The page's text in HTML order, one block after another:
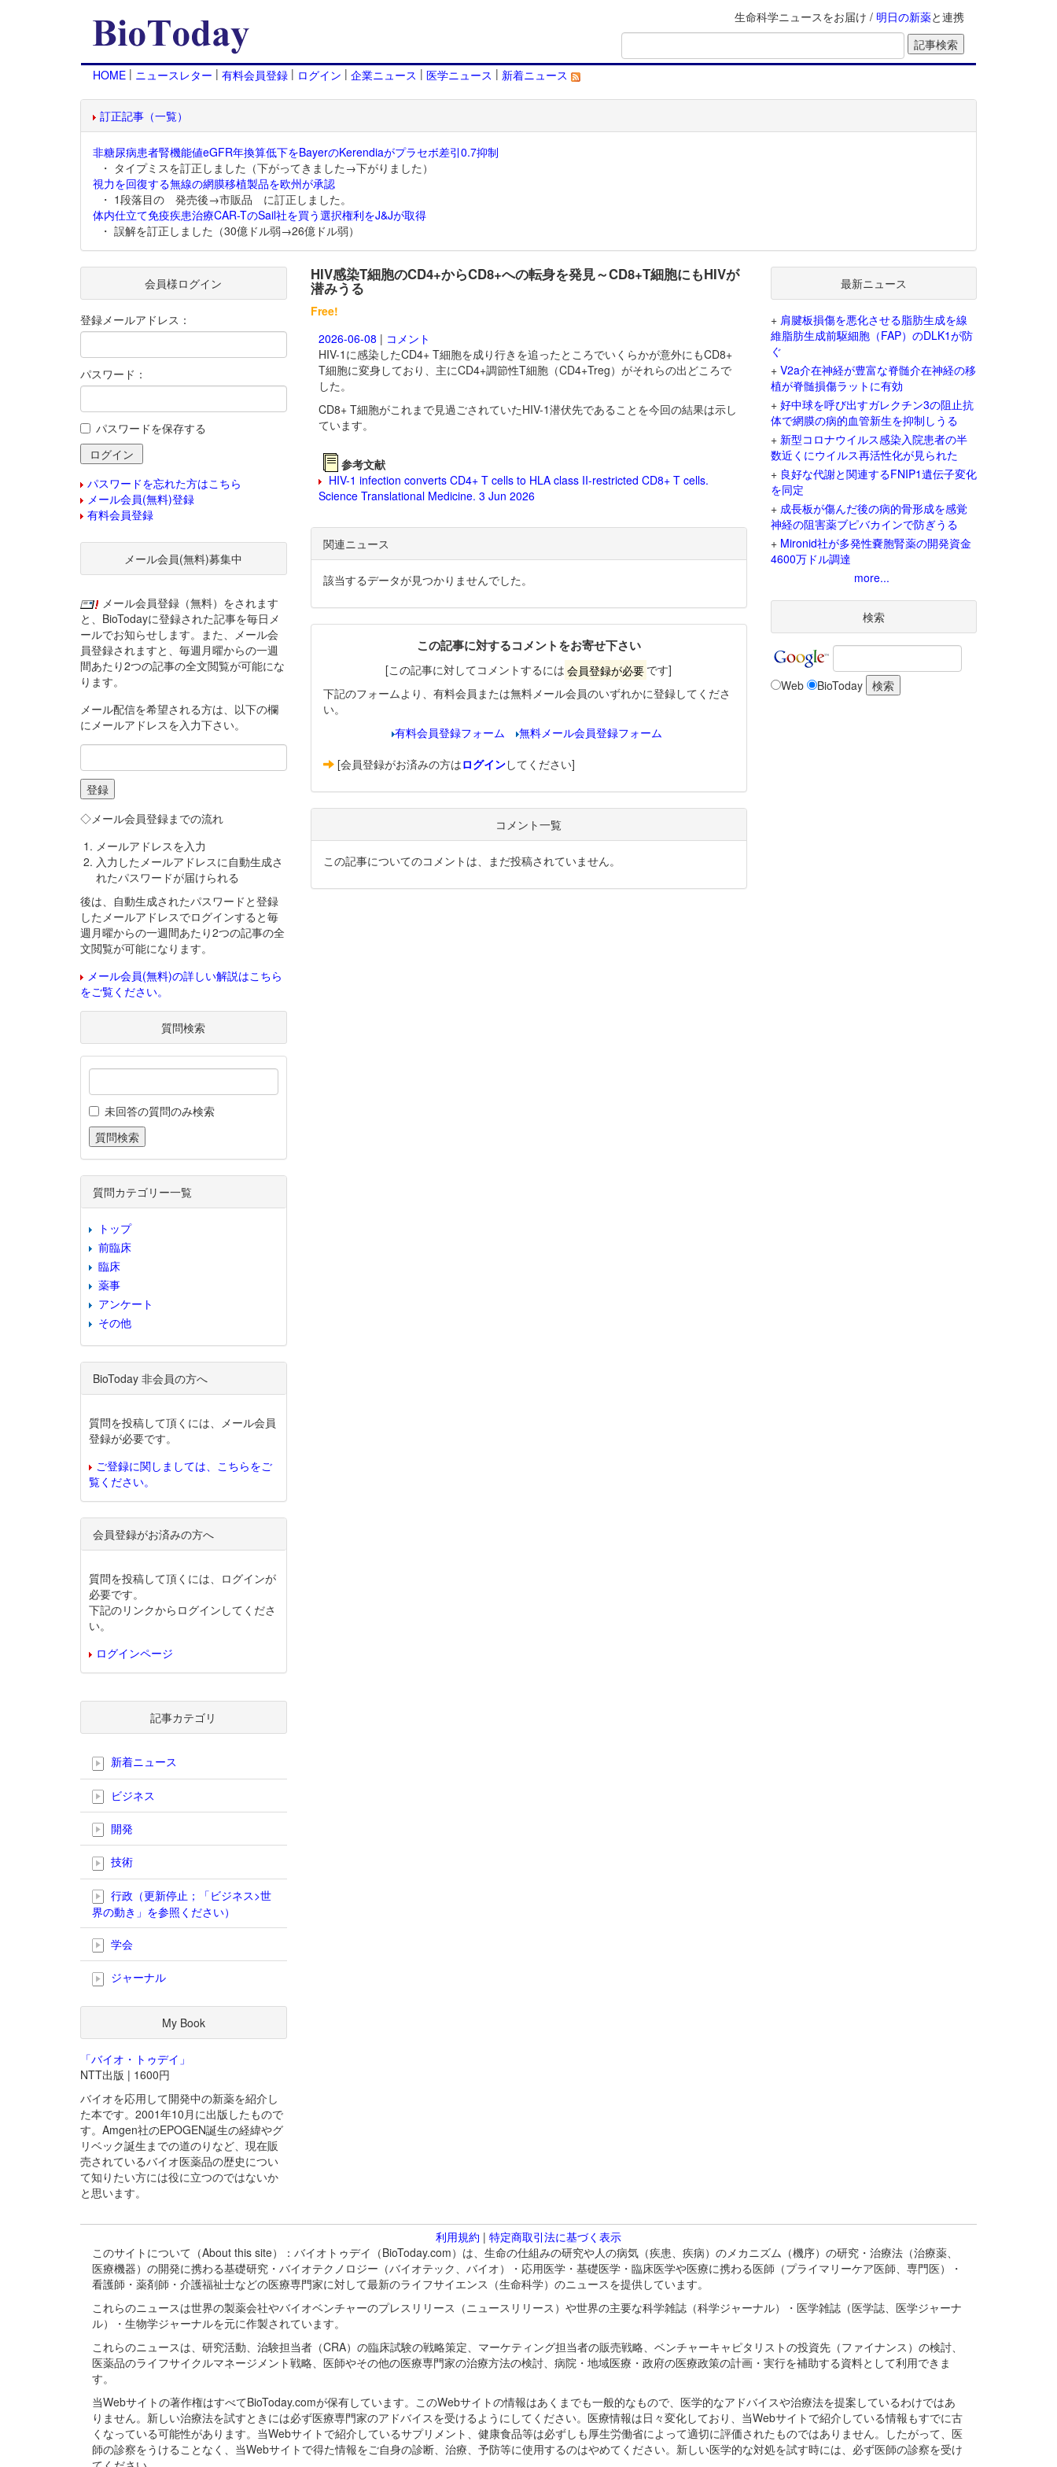
生命科学ニュースをお届け / 明日の新薬と連携
HOME | ニュースレター | 有料会員登録 | ログイン | 企業ニュース | 医学ニュース | 新着ニュース
訂正記事（一覧）
非糖尿病患者腎機能値eGFR年換算低下をBayerのKerendiaがプラセボ差引0.7抑制
・ タイプミスを訂正しました（下がってきました→下がりました）
視力を回復する無線の網膜移植製品を欧州が承認
・ 1段落目の 発売後→市販品 に訂正しました。
体内仕立て免疫疾患治療CAR-TのSail社を買う選択権利をJ&Jが取得
・ 誤解を訂正しました（30億ドル弱→26億ドル弱）
HIV感染T細胞のCD4+からCD8+への転身を発見～CD8+T細胞にもHIVが
潜みうる
Free!
2026-06-08 | コメント
HIV-1に感染したCD4+ T細胞を成り行きを追ったところでいくらかが意外にもCD8+
T細胞に変身しており、主にCD4+調節性T細胞（CD4+Treg）がそれらの出どころで
した。
CD8+ T細胞がこれまで見過ごされていたHIV-1潜伏先であることを今回の結果は示し
ています。
参考文献
HIV-1 infection converts CD4+ T cells to HLA class II-restricted CD8+ T cells.
Science Translational Medicine. 3 Jun 2026
関連ニュース
該当するデータが見つかりませんでした。
この記事に対するコメントをお寄せ下さい
[この記事に対してコメントするには 会員登録が必要 です]
下記のフォームより、有料会員または無料メール会員のいずれかに登録してくださ
い。
有料会員登録フォーム
無料メール会員登録フォーム
[会員登録がお済みの方はログインしてください]
コメント一覧
この記事についてのコメントは、まだ投稿されていません。
会員様ログイン
登録メールアドレス：
パスワード：
パスワードを保存する
パスワードを忘れた方はこちら
メール会員(無料)登録
有料会員登録
メール会員(無料)募集中
メール会員登録（無料）をされます
と、BioTodayに登録された記事を毎日メ
ールでお知らせします。また、メール会
員登録されますと、毎週月曜からの一週
間あたり2つの記事の全文閲覧が可能にな
ります。
メール配信を希望される方は、以下の欄
にメールアドレスを入力下さい。
◇メール会員登録までの流れ
メールアドレスを入力
入力したメールアドレスに自動生成さ
れたパスワードが届けられる
後は、自動生成されたパスワードと登録
したメールアドレスでログインすると毎
週月曜からの一週間あたり2つの記事の全
文閲覧が可能になります。
メール会員(無料)の詳しい解説はこちら
をご覧ください。
質問検索
未回答の質問のみ検索
質問カテゴリー一覧
トップ
前臨床
臨床
薬事
アンケート
その他
BioToday 非会員の方へ
質問を投稿して頂くには、メール会員
登録が必要です。
ご登録に関しましては、こちらをご
覧ください。
会員登録がお済みの方へ
質問を投稿して頂くには、ログインが
必要です。
下記のリンクからログインしてくださ
い。
ログインページ
記事カテゴリ
新着ニュース
ビジネス
開発
技術
行政（更新停止；「ビジネス>世
界の動き」を参照ください）
学会
ジャーナル
My Book
「バイオ・トゥデイ」
NTT出版 | 1600円
バイオを応用して開発中の新薬を紹介し
た本です。2001年10月に出版したもので
す。Amgen社のEPOGEN誕生の経緯やグ
リベック誕生までの道のりなど、現在販
売されているバイオ医薬品の歴史につい
て知りたい方には役に立つのではないか
と思います。
最新ニュース
+ 肩腱板損傷を悪化させる脂肪生成を線
維脂肪生成前駆細胞（FAP）のDLK1が防
ぐ
+ V2a介在神経が豊富な脊髄介在神経の移
植が脊髄損傷ラットに有効
+ 好中球を呼び出すガレクチン3の阻止抗
体で網膜の病的血管新生を抑制しうる
+ 新型コロナウイルス感染入院患者の半
数近くにウイルス再活性化が見られた
+ 良好な代謝と関連するFNIP1遺伝子変化
を同定
+ 成長板が傷んだ後の病的骨形成を感覚
神経の阻害薬ブピバカインで防ぎうる
+ Mironid社が多発性嚢胞腎薬の開発資金
4600万ドル調達
more...
検索
Web BioToday
利用規約 | 特定商取引法に基づく表示
このサイトについて（About this site）：バイオトゥデイ（BioToday.com）は、生命の仕組みの研究や人の病気（疾患、疾病）のメカニズム（機序）の研究・治療法（治療薬、
医療機器）の開発に携わる基礎研究・バイオテクノロジー（バイオテック、バイオ）・応用医学・基礎医学・臨床医学や医療に携わる医師（プライマリーケア医師、専門医）・
看護師・薬剤師・介護福祉士などの医療専門家に対して最新のライフサイエンス（生命科学）のニュースを提供しています。
これらのニュースは世界の製薬会社やバイオベンチャーのプレスリリース（ニュースリリース）や世界の主要な科学雑誌（科学ジャーナル）・医学雑誌（医学誌、医学ジャーナ
ル）・生物学ジャーナルを元に作製されています。
これらのニュースは、研究活動、治験担当者（CRA）の臨床試験の戦略策定、マーケティング担当者の販売戦略、ベンチャーキャピタリストの投資先（ファイナンス）の検討、
医薬品のライフサイクルマネージメント戦略、医師やその他の医療専門家の治療方法の検討、病院・地域医療・政府の医療政策の計画・実行を補助する資料として利用できま
す。
当Webサイトの著作権はすべてBioToday.comが保有しています。このWebサイトの情報はあくまでも一般的なもので、医学的なアドバイスや治療法を提案しているわけではあ
りません。新しい治療法を試すときには必ず医療専門家のアドバイスを受けるようにしてください。医療情報は日々変化しており、当Webサイトで紹介している情報もすでに古
くなっている可能性があります。当Webサイトで紹介しているサプリメント、健康食品等は必ずしも厚生労働省によって適切に評価されたものではありません。したがって、医
師の診察をうけることなく、当Webサイトで得た情報をご自身の診断、治療、予防等に使用するのはやめてください。新しい医学的な対処を試す時には、必ず医師の診察を受け